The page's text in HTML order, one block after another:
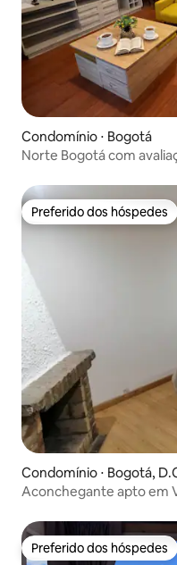
Condomínio ⋅ Bogotá
Norte Bogotá com
Preferido dos hóspedes
Preferido dos hóspedes
Condomínio ⋅ Bogotá,
Aconchegante apto em
Preferido dos hóspedes
Preferido dos hóspedes